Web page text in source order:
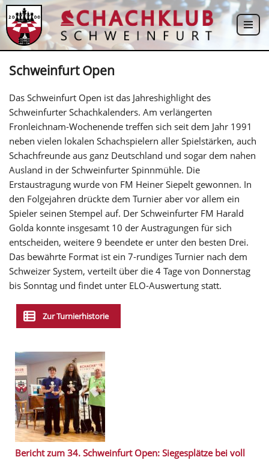
Zum
Inhalt
Schweinfurt Open
Das Schweinfurt Open ist das Jahreshighlight des
Schweinfurter Schachkalenders. Am verlängerten
Fronleichnam-Wochenende treffen sich seit dem Jahr 1991
neben vielen lokalen Schachspielern aller Spielstärken, auch
Schachfreunde aus ganz Deutschland und sogar dem nahen
Ausland in der Schweinfurter Spinnmühle. Die
Erstaustragung wurde von FM Heiner Siepelt gewonnen. In
den Folgejahren drückte dem Turnier aber vor allem ein
Spieler seinen Stempel auf. Der Schweinfurter FM Harald
Golda konnte insgesamt 10 der Austragungen für sich
entscheiden, weitere 9 beendete er unter den besten Drei.
Das bewährte Format ist ein 7-rundiges Turnier nach dem
Schweizer System, verteilt über die 4 Tage von Donnerstag
bis Sonntag und findet unter ELO-Auswertung statt.
Zur Turnierhistorie
Bericht zum 34. Schweinfurt Open: Siegesplätze bei voll